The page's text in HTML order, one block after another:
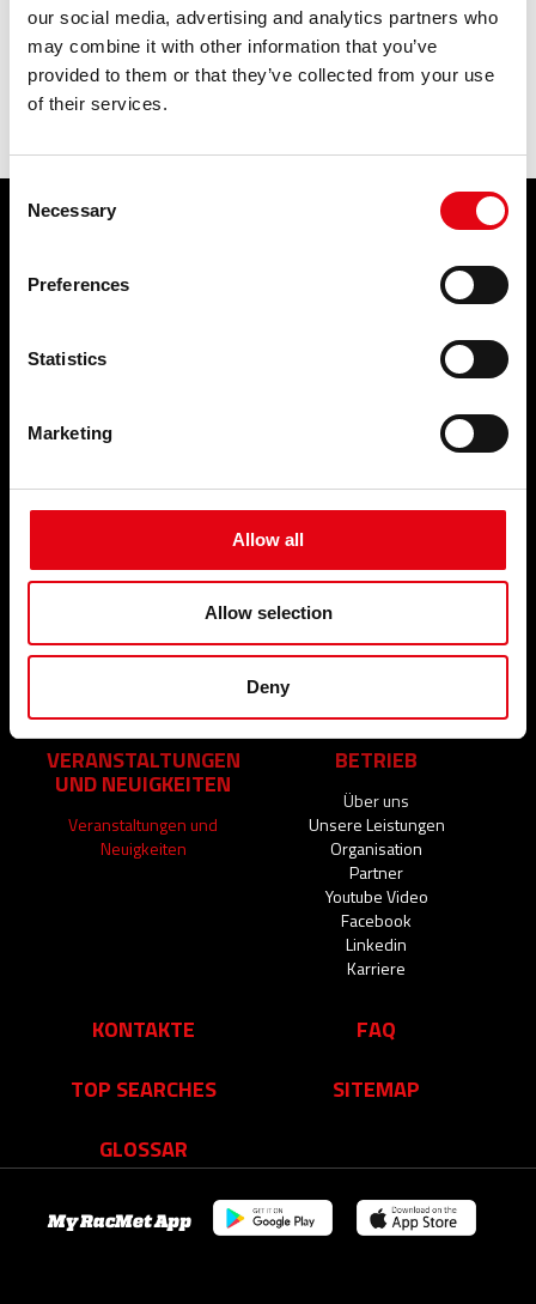
our social media, advertising and analytics partners who
may combine it with other information that you’ve
provided to them or that they’ve collected from your use
of their services.
Selection
Necessary
Preferences
Statistics
Marketing
Allow all
Allow selection
Deny
Installatie - Hardenberg 2019
Pressfitting-Systeme
Rohrschellen und
Heizungskörper
Salzhaltiges Wasser
Für Industrie
BRANCHEN
Zivilen anwendungen
Industrie
Schiffsbau
LEISTUNGEN
NEUIGKEITEN
Nachrichten & Neuigkeiten
VERANSTALTUNGEN
UND NEUIGKEITEN
Veranstaltungen und
Neuigkeiten
BETRIEB
Über uns
Unsere Leistungen
Organisation
Partner
Youtube Video
Facebook
Linkedin
Karriere
KONTAKTE
FAQ
TOP SEARCHES
SITEMAP
GLOSSAR
My RacMet App